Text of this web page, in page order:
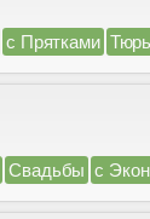
с Прятками
Свадьбы с